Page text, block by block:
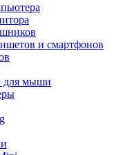
и смартфонов
для мыши